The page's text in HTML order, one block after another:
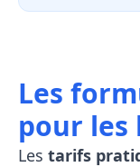
Les
pour les
Les tarifs